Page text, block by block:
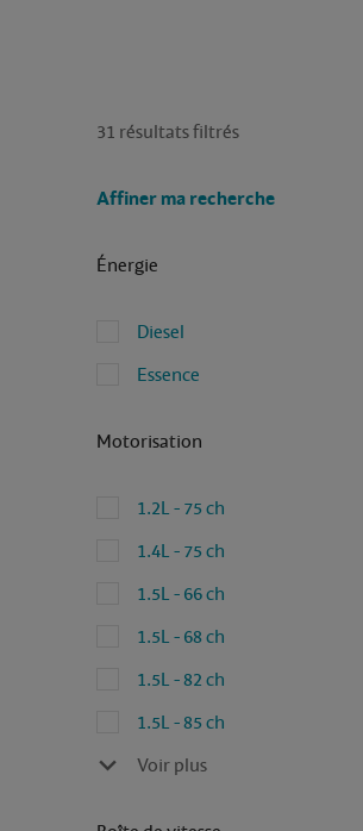
31 résultats filtrés
Affiner ma recherche
Énergie
Diesel
Essence
Motorisation
1.2L - 75 ch
1.4L - 75 ch
1.5L - 66 ch
1.5L - 68 ch
1.5L - 82 ch
1.5L - 85 ch
Voir plus